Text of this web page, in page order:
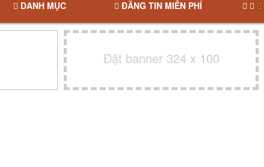
DANH MỤC ĐĂNG TIN MIỄN PHÍ
Đặt banner 324 x 100